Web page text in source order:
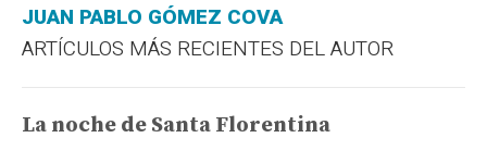
JUAN PABLO GÓMEZ COVA
ARTÍCULOS MÁS RECIENTES DEL AUTOR
La noche de Santa Florentina